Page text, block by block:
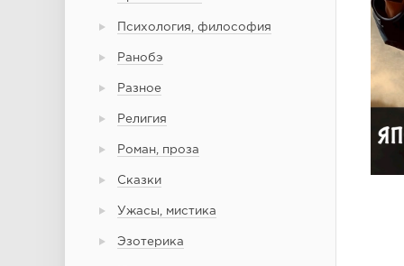
Психология, философия
Ранобэ
Разное
Религия
Роман, проза
Сказки
Ужасы, мистика
Эзотерика